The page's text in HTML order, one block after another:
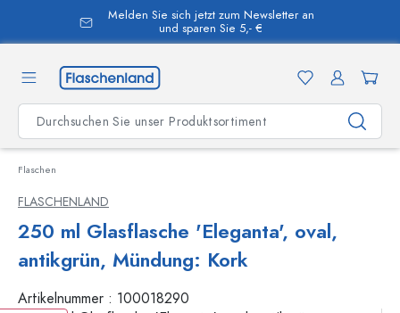
springen
Melden Sie sich jetzt zum Newsletter an
und sparen Sie 5,- €
Flaschen
FLASCHENLAND
250 ml Glasflasche 'Eleganta', oval,
antikgrün, Mündung: Kork
Artikelnummer : 100018290